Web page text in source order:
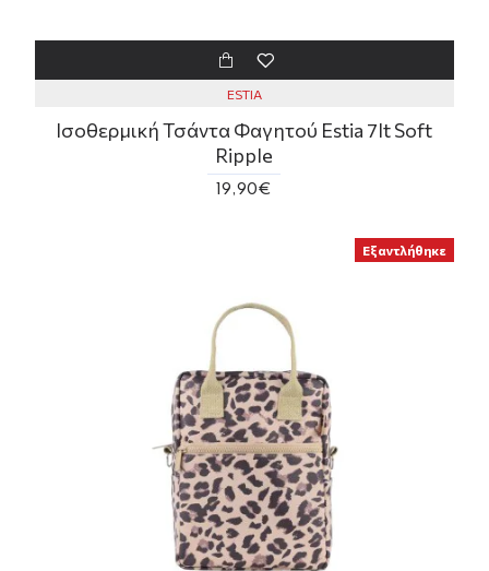
ESTIA
Ισοθερμική Τσάντα Φαγητού Estia 7lt Soft
Ripple
19,90€
Εξαντλήθηκε